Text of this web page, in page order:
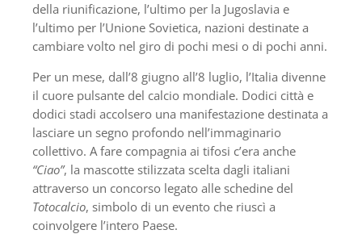
della riunificazione, l’ultimo per la Jugoslavia e
l’ultimo per l’Unione Sovietica, nazioni destinate a
cambiare volto nel giro di pochi mesi o di pochi anni.
Per un mese, dall’8 giugno all’8 luglio, l’Italia divenne
il cuore pulsante del calcio mondiale. Dodici città e
dodici stadi accolsero una manifestazione destinata a
lasciare un segno profondo nell’immaginario
collettivo. A fare compagnia ai tifosi c’era anche
“Ciao”, la mascotte stilizzata scelta dagli italiani
attraverso un concorso legato alle schedine del
Totocalcio, simbolo di un evento che riuscì a
coinvolgere l’intero Paese.